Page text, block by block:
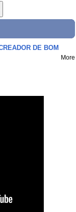
DE BOM
More